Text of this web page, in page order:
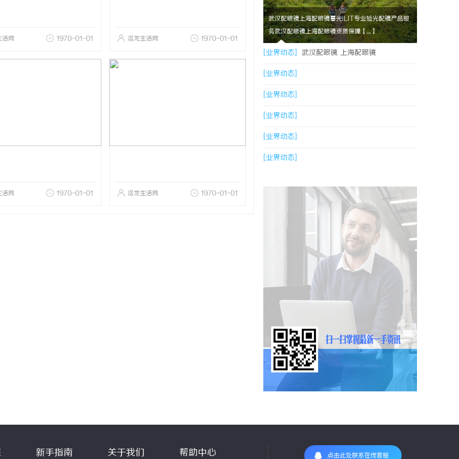
活网 1970-01-01 洛龙生活网 1970-01-01
活网 1970-01-01 洛龙生活网 1970-01-01
武汉配眼镜上海配眼镜暮光ILIT专业验光配镜产品服
务武汉配眼镜上海配眼镜资质保障【....】
[业界动态] 武汉配眼镜 上海配眼镜
[业界动态]
[业界动态]
[业界动态]
[业界动态]
[业界动态]
新手指南 关于我们 帮助中心 点击此处联系在线客服